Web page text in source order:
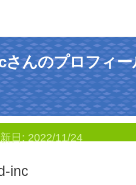
さんのプロフィー
日: 2022/11/24
inc